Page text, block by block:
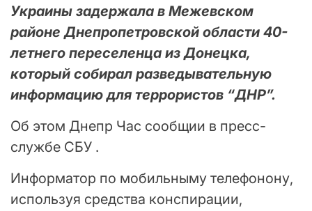
Украины задержала в Межевском
районе Днепропетровской области 40-
летнего переселенца из Донецка,
который собирал разведывательную
информацию для террористов “ДНР”.
Об этом Днепр Час сообщии в пресс-
службе СБУ .
Информатор по мобильныму телефонону,
используя средства конспирации,